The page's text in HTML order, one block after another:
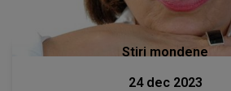
Stiri mondene
24 dec 2023